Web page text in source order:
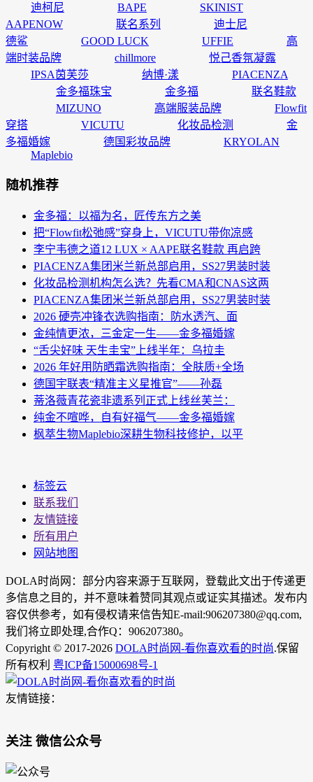
迪柯尼
BAPE
SKINIST
AAPENOW
联名系列
迪士尼
德鲨
GOOD LUCK UFFIE
高
端时装品牌
chillmore
悦己香氛凝露
IPSA茵芙莎
纳博·漾
PIACENZA
金多福珠宝
金多福
联名鞋款
MIZUNO
高端服装品牌
Flowfit
穿搭
VICUTU 化妆品检测
金
多福婚嫁
德国彩妆品牌
KRYOLAN
Maplebio
随机推荐
金多福：以福为名，匠传东方之美
把“Flowfit松弛感”穿身上，VICUTU带你凉感
李宁韦德之道12 LUX × AAPE联名鞋款 再启跨
PIACENZA集团米兰新总部启用，SS27男装时装
化妆品检测机构怎么选？先看CMA和CNAS这两
PIACENZA集团米兰新总部启用，SS27男装时装
2026 硬壳冲锋衣选购指南：防水透汽、面
金纯情更浓，三金定一生——金多福婚嫁
“舌尖好味 天生圭宝”上线半年：乌拉圭
2026 年好用防晒霜选购指南：全肤质+全场
德国宇联表“精准主义星推官”——孙磊
蒂洛薇青花瓷非遗系列正式上线丝芙兰：
纯金不喧哗，自有好福气——金多福婚嫁
枫萃生物Maplebio深耕生物科技修护，以平
标签云
联系我们
友情链接
所有用户
网站地图
DOLA时尚网：部分内容来源于互联网，登载此文出于传递更
多信息之目的，并不意味着赞同其观点或证实其描述。发布内
容仅供参考，如有侵权请来信告知E-mail:906207380@qq.com,
我们将立即处理,合作Q：906207380。
Copyright © 2017-2026 DOLA时尚网-看你喜欢看的时尚.保留
所有权利 粤ICP备15000698号-1
友情链接：
关注 微信公众号